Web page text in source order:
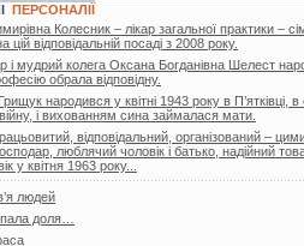
ПЕРСОНАЛІЇ
Колесник – лікар загальної практики –
відповідальній посаді з 2008 року.
і мудрий колега Оксана Богданівна Шелест
обрала відповідну.
народився у квітні 1943 року в П’ятківці,
і вихованням сина займалася мати.
відповідальний, організований –
люблячий чоловік і батько, надійний
у квітня 1963 року...
людей
доля…